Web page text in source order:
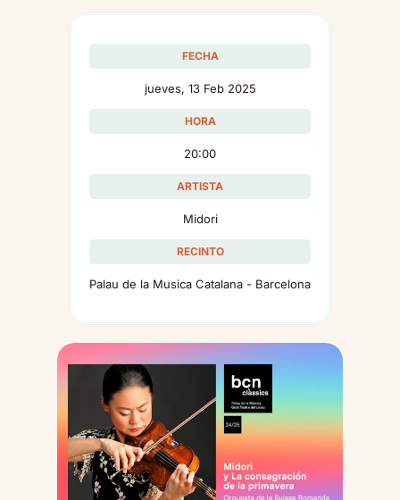
FECHA
jueves, 13 Feb 2025
HORA
20:00
ARTISTA
Midori
RECINTO
Palau de la Musica Catalana - Barcelona